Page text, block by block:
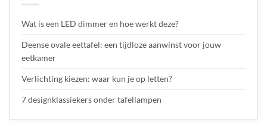
Wat is een LED dimmer en hoe werkt deze?
Deense ovale eettafel: een tijdloze aanwinst voor jouw
eetkamer
Verlichting kiezen: waar kun je op letten?
7 designklassiekers onder tafellampen